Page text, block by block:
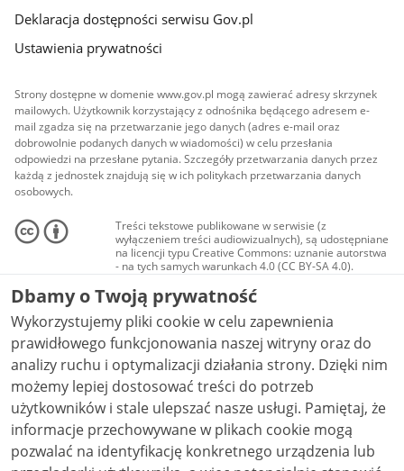
Deklaracja dostępności serwisu Gov.pl
Ustawienia prywatności
Strony dostępne w domenie www.gov.pl mogą zawierać adresy skrzynek
mailowych. Użytkownik korzystający z odnośnika będącego adresem e-
mail zgadza się na przetwarzanie jego danych (adres e-mail oraz
dobrowolnie podanych danych w wiadomości) w celu przesłania
odpowiedzi na przesłane pytania. Szczegóły przetwarzania danych przez
każdą z jednostek znajdują się w ich politykach przetwarzania danych
osobowych.
Treści tekstowe publikowane w serwisie (z
wyłączeniem treści audiowizualnych), są udostępniane
na licencji typu Creative Commons: uznanie autorstwa
- na tych samych warunkach 4.0 (CC BY-SA 4.0).
Materiały audiowizualne, w tym zdjęcia, materiały
audio i wideo, są udostępniane na licencji typu
Creative Commons: uznanie autorstwa użycie
niekomercyjne - bez utworów zależnych 4.0 (CC BY-
NC-ND 4.0), o ile nie jest to stwierdzone inaczej.
Dbamy o Twoją prywatność
Wykorzystujemy pliki cookie w celu zapewnienia
prawidłowego funkcjonowania naszej witryny oraz do
analizy ruchu i optymalizacji działania strony. Dzięki nim
możemy lepiej dostosować treści do potrzeb
użytkowników i stale ulepszać nasze usługi. Pamiętaj, że
informacje przechowywane w plikach cookie mogą
pozwalać na identyfikację konkretnego urządzenia lub